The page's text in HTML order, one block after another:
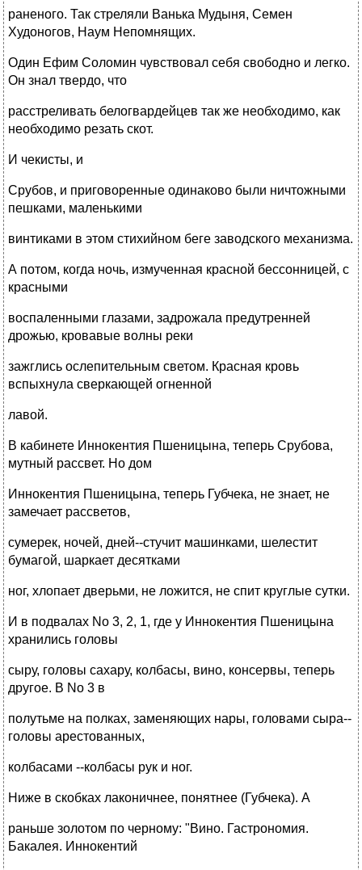
раненого. Так стреляли Ванька Мудыня, Семен
Худоногов, Наум Непомнящих.
Один Ефим Соломин чувствовал себя свободно и легко.
Он знал твердо, что
расстреливать белогвардейцев так же необходимо, как
необходимо резать скот.
И чекисты, и
Срубов, и приговоренные одинаково были ничтожными
пешками, маленькими
винтиками в этом стихийном беге заводского механизма.
А потом, когда ночь, измученная красной бессонницей, с
красными
воспаленными глазами, задрожала предутренней
дрожью, кровавые волны реки
зажглись ослепительным светом. Красная кровь
вспыхнула сверкающей огненной
лавой.
В кабинете Иннокентия Пшеницына, теперь Срубова,
мутный рассвет. Но дом
Иннокентия Пшеницына, теперь Губчека, не знает, не
замечает рассветов,
сумерек, ночей, дней--стучит машинками, шелестит
бумагой, шаркает десятками
ног, хлопает дверьми, не ложится, не спит круглые сутки.
И в подвалах No 3, 2, 1, где у Иннокентия Пшеницына
хранились головы
сыру, головы сахару, колбасы, вино, консервы, теперь
другое. В No 3 в
полутьме на полках, заменяющих нары, головами сыра--
головы арестованных,
колбасами --колбасы рук и ног.
Ниже в скобках лаконичнее, понятнее (Губчека). А
раньше золотом по черному: "Вино. Гастрономия.
Бакалея. Иннокентий